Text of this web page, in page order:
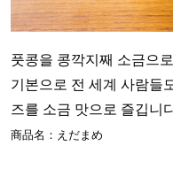
풋콩을 콩깍지째 소금으
기본으로 전 세계 사람들
즈를 소금 맛으로 즐깁니
商品名：えだまめ